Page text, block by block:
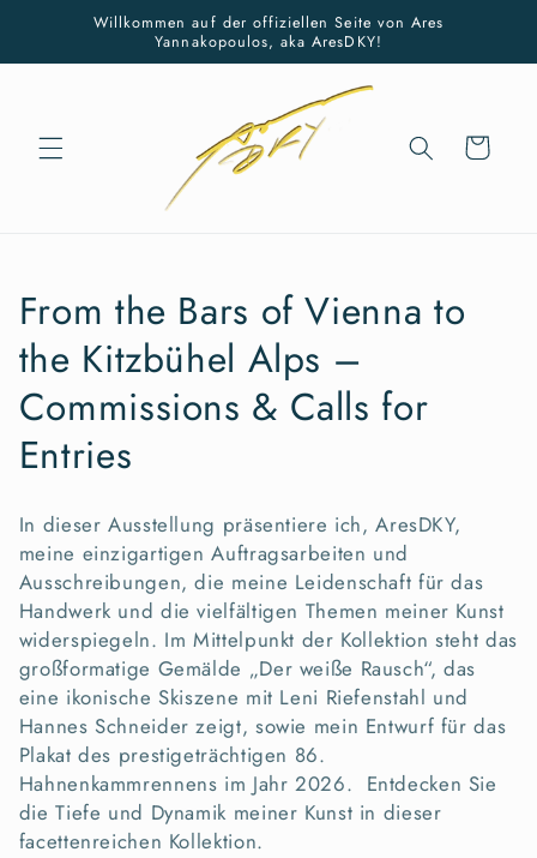
Willkommen auf der offiziellen Seite von Ares
Yannakopoulos, aka AresDKY!
Warenkorb
K
a
t
e
o
r
i
e
:
From the Bars of Vienna to
the Kitzbühel Alps –
Commissions & Calls for
Entries
In dieser Ausstellung präsentiere ich, AresDKY,
meine einzigartigen Auftragsarbeiten und
Ausschreibungen, die meine Leidenschaft für das
Handwerk und die vielfältigen Themen meiner Kunst
widerspiegeln. Im Mittelpunkt der Kollektion steht das
großformatige Gemälde „Der weiße Rausch“, das
eine ikonische Skiszene mit Leni Riefenstahl und
Hannes Schneider zeigt, sowie mein Entwurf für das
Plakat des prestigeträchtigen 86.
Hahnenkammrennens im Jahr 2026. Entdecken Sie
die Tiefe und Dynamik meiner Kunst in dieser
facettenreichen Kollektion.